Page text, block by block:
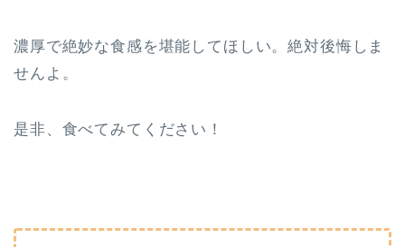
濃厚で絶妙な食感を堪能してほしい。絶対後悔しま
せんよ。
是非、食べてみてください！